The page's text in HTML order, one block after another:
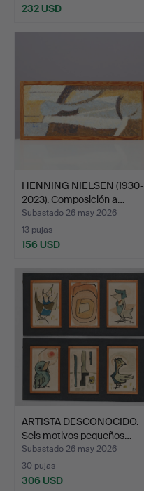
232 USD
HENNING NIELSEN (1930-
2023). Composición a…
Subastado 26 may 2026
13 pujas
156 USD
ARTISTA DESCONOCIDO.
Seis motivos pequeños…
Subastado 26 may 2026
30 pujas
306 USD